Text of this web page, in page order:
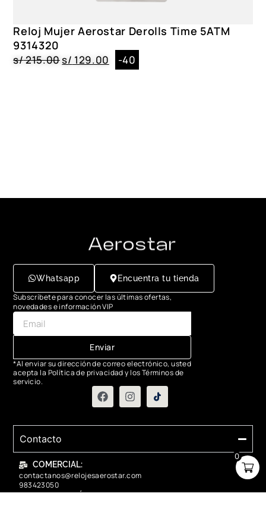
0
Reloj Mujer Aerostar Derolls Time 5ATM
9314320
s/215.00s/ 129.00 -40
Whatsapp Encuentra tu tienda
Subscríbete para conocer las últimas ofertas,
novedades e información VIP
Enviar
*Al enviar su dirección de correo electrónico, usted
acepta la Política de privacidad y los Términos de
servicio.
Contacto
COMERCIAL:
contactanos@relojesaerostar.com
983423050